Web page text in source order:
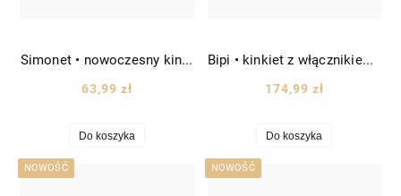
Simonet • nowoczesny kinkiet z kloszem w kształcie walca kol. pomarańczowego
63,99 zł
Do koszyka
Bipi • kinkiet z włącznikiem kol. czarno/złotego wys. 40 cm
174,99 zł
Do koszyka
NOWOŚĆ NOWOŚĆ